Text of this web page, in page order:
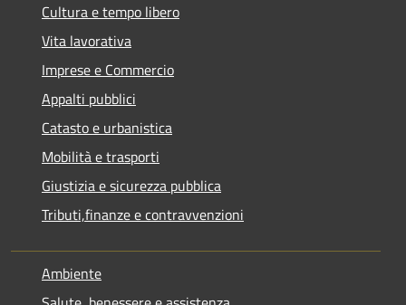
Cultura e tempo libero
Vita lavorativa
Imprese e Commercio
Appalti pubblici
Catasto e urbanistica
Mobilità e trasporti
Giustizia e sicurezza pubblica
Tributi,finanze e contravvenzioni
Ambiente